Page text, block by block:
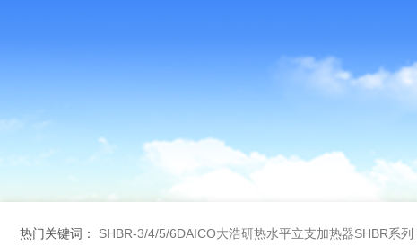
热门关键词： SHBR-3/4/5/6DAICO大浩研热水平立支加热器SHBR系列